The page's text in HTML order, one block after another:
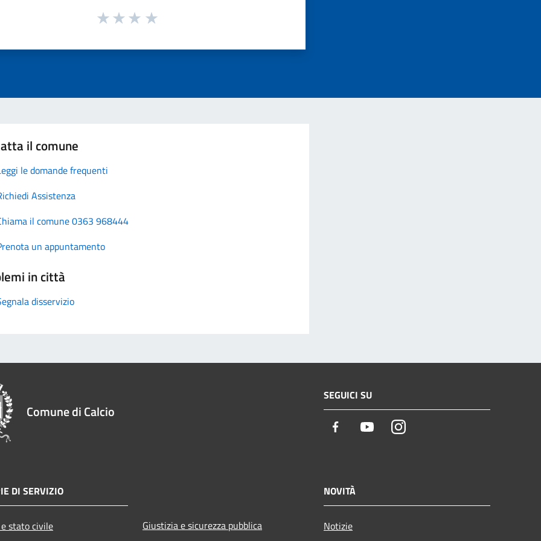
il comune
le domande frequenti
Assistenza
il comune 0363 968444
un appuntamento
in città
disservizio
Comune di Calcio
SEGUICI SU
Facebook YoutubeInstagram
DI SERVIZIO
stato civile
Giustizia e sicurezza pubblica
NOVITÀ
Notizie